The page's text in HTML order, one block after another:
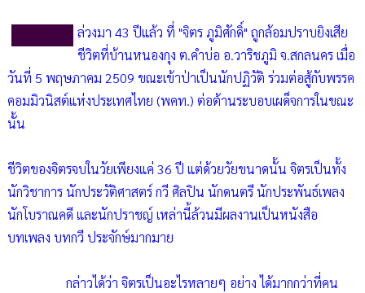
ล่วงมา 43 ปีแล้ว ที่ "จิตร ภูมิศักดิ์" ถูกล้อมปราบยิงเสีย
ชีวิตที่บ้านหนองกุง ต.คำบ่อ อ.วาริชภูมิ จ.สกลนคร เมื่อ
วันที่ 5 พฤษภาคม 2509 ขณะเข้าป่าเป็นนักปฏิวัติ ร่วมต่อสู้กับพรรค
คอมมิวนิสต์แห่งประเทศไทย (พคท.) ต่อต้านระบอบเผด็จการในขณะ
นั้น
ชีวิตของจิตรจบในวัยเพียงแค่ 36 ปี แต่ด้วยวัยขนาดนั้น จิตรเป็นทั้ง
นักวิชาการ นักประวัติศาสตร์ กวี ศิลปิน นักดนตรี นักประพันธ์เพลง
นักโบราณคดี และนักปราชญ์ เหล่านี้ล้วนมีผลงานเป็นหนังสือ
บทเพลง บทกวี ประจักษ์มากมาย
กล่าวได้ว่า จิตรเป็นอะไรหลายๆ อย่าง ได้มากกว่าที่คน